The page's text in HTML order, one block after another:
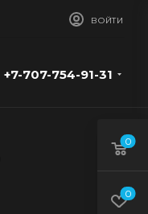
ВОЙТИ
+7-707-754-91-31
0
0